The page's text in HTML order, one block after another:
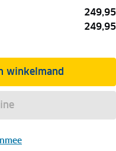
249,95
249,95
winkelmand